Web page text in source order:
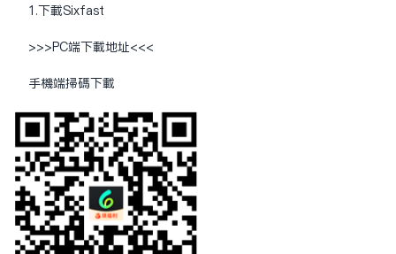
1.下载Sixfast
>>>PC端下载地址<<<
手机端扫码下载